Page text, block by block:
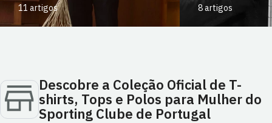
11 artigos 8 artigos
Descobre a Coleção Oficial de T-
shirts, Tops e Polos para Mulher do
Sporting Clube de Portugal